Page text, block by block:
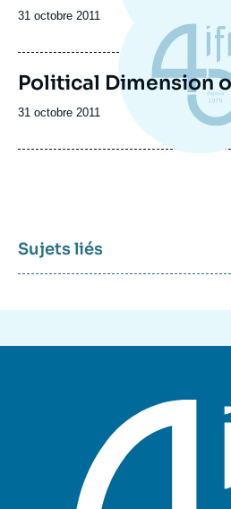
Date
publication
31 octobre 2011
Political Dimension
Date
publication
31 octobre 2011
Sujets liés